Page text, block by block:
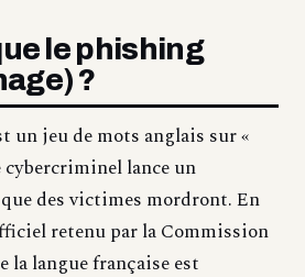
le phishing
?
un jeu de mots anglais sur «
cybercriminel lance un
des victimes mordront. En
retenu par la Commission
la langue française est